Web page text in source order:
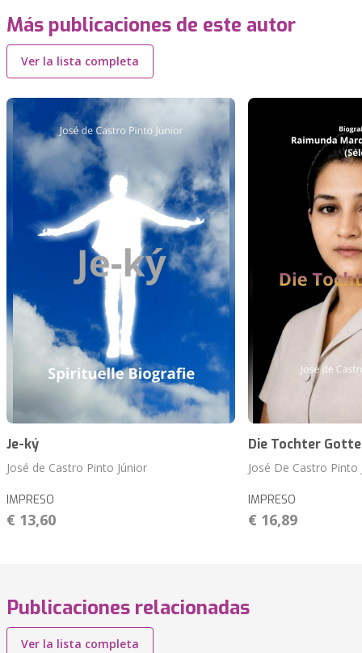
Más publicaciones de este autor
Ver la lista completa
Je-ký
José de Castro Pinto Júnior
IMPRESO
€ 13,60
Die Tochter
José De Castro Pinto
IMPRESO
€ 16,89
Publicaciones relacionadas
Ver la lista completa